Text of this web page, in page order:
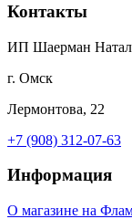
Контакты
ИП Шаерман
г. Омск
Лермонтова, 22
+7 (908) 312-07-63
Информация
О магазине на